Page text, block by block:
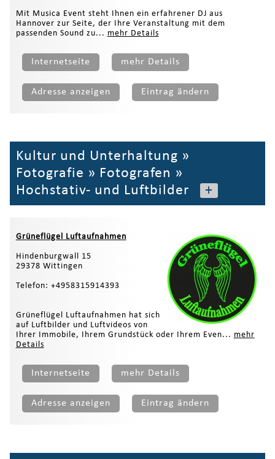
Mit Musica Event steht Ihnen ein erfahrener DJ aus
Hannover zur Seite, der Ihre Veranstaltung mit dem
passenden Sound zu... mehr Details
Internetseite mehr Details
Adresse anzeigen Eintrag ändern
Kultur und Unterhaltung »
Fotografie » Fotografen »
Hochstativ- und Luftbilder
+
Grüneflügel Luftaufnahmen
Hindenburgwall 15
29378 Wittingen
Telefon: +4958315914393
Grüneflügel Luftaufnahmen hat sich
auf Luftbilder und Luftvideos von
Ihrer Immobile, Ihrem Grundstück oder Ihrem Even... mehr
Details
Internetseite mehr Details
Adresse anzeigen Eintrag ändern